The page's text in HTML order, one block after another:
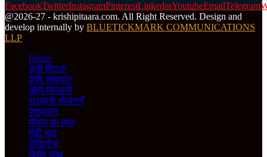
FacebookTwitterInstagramPinterestLinkedinYoutubeEmailTelegram
@2026-27 - krishipitaara.com. All Right Reserved. Design and
develop internally by BLUETICKMARK COMMUNICATIONS
LLP
Home
कृषि पिटारा
कृषि समाचार
खेती-किसानी
सरकारी योजनाएँ
पशुपालन
मौसम का हाल
मंडी भाव
वीडियोज़
विशेष लेख